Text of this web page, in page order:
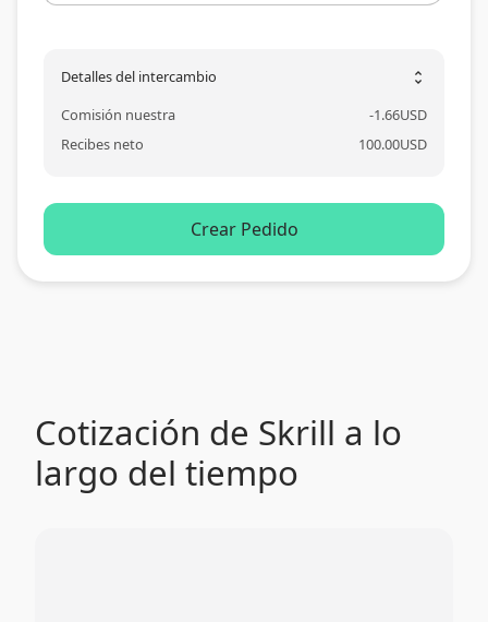
Detalles del intercambio unfold_more
Comisión nuestra -1.66USD
Recibes neto
100.00USD
Crear Pedido
Cotización de Skrill a lo
largo del tiempo